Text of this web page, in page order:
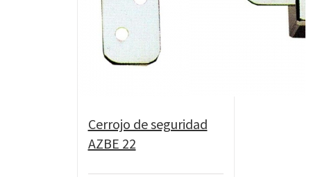
Cerrojo de seguridad
AZBE 22